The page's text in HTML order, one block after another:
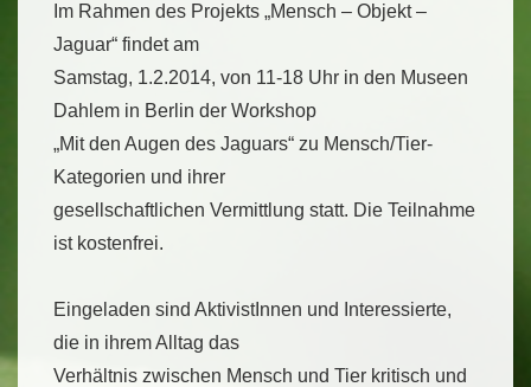
Im Rahmen des Projekts „Mensch – Objekt –
Jaguar“ findet am
Samstag, 1.2.2014, von 11-18 Uhr in den Museen
Dahlem in Berlin der Workshop
„Mit den Augen des Jaguars“ zu Mensch/Tier-
Kategorien und ihrer
gesellschaftlichen Vermittlung statt. Die Teilnahme
ist kostenfrei.
Eingeladen sind AktivistInnen und Interessierte,
die in ihrem Alltag das
Verhältnis zwischen Mensch und Tier kritisch und